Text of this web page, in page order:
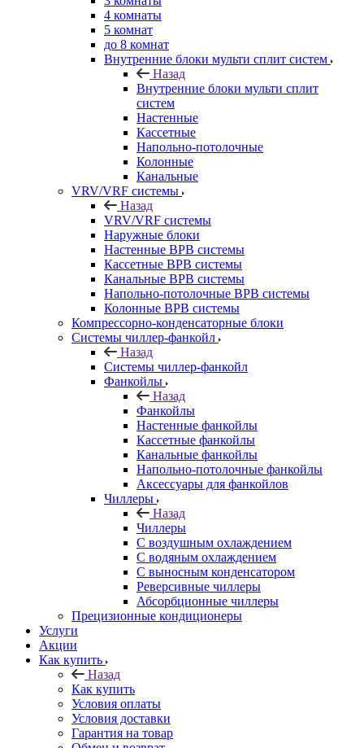
4 комнаты
5 комнат
до 8 комнат
Внутренние блоки мульти сплит систем
Назад
Внутренние блоки мульти сплит
систем
Настенные
Кассетные
Напольно-потолочные
Колонные
Канальные
VRV/VRF системы
Назад
VRV/VRF системы
Наружные блоки
Настенные ВРВ системы
Кассетные ВРВ системы
Канальные ВРВ системы
Напольно-потолочные ВРВ системы
Колонные ВРВ системы
Компрессорно-конденсаторные блоки
Системы чиллер-фанкойл
Назад
Системы чиллер-фанкойл
Фанкойлы
Назад
Фанкойлы
Настенные фанкойлы
Кассетные фанкойлы
Канальные фанкойлы
Напольно-потолочные фанкойлы
Аксессуары для фанкойлов
Чиллеры
Назад
Чиллеры
С воздушным охлаждением
С водяным охлаждением
С выносным конденсатором
Реверсивные чиллеры
Абсорбционные чиллеры
Прецизионные кондиционеры
Услуги
Акции
Как купить
Назад
Как купить
Условия оплаты
Условия доставки
Гарантия на товар